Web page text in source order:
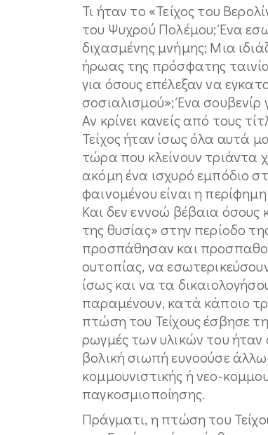
Τι ήταν το «Τείχος του
του Ψυχρού Πολέμου; Ένα
διχασμένης μνήμης; Μια
ήρωας της πρόσφατης
για όσους επέλεξαν να
σοσιαλισμού»; Ένα σουβενίρ
Αν κρίνει κανείς από τους
Τείχος ήταν ίσως όλα αυτά
τώρα που κλείνουν τριάντα
ακόμη ένα ισχυρό εμπόδιο
φαινομένου είναι η
Και δεν εννοώ βέβαια όσους
της θυσίας» στην περίοδο
προσπάθησαν και
ουτοπίας, να
ίσως και να τα
παραμένουν, κατά κάποιο
πτώση του Τείχους έσβησε
ρωγμές των υλικών του ήταν
βολική σιωπή ευνοούσε
κομμουνιστικής ή νεο-
παγκοσμιοποίησης.
Πράγματι, η πτώση του